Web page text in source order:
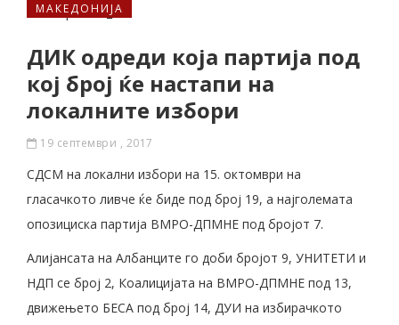
МАКЕДОНИЈА
ДИК одреди која партија под
кој број ќе настапи на
локалните избори
19 септември , 2017
СДСМ на локални избори нa 15. октомври на
гласачкото ливче ќе биде под број 19, а најголемата
опозициска партија ВМРО-ДПМНЕ под бројот 7.
Алијансата на Албанците го доби бројот 9, УНИТЕТИ и
НДП се број 2, Коалицијата на ВМРО-ДПМНЕ под 13,
движењето БЕСА под број 14, ДУИ на избирачкото